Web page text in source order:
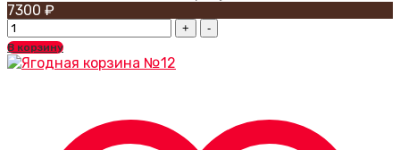
7300 ₽
Ягодная
корзина
№17
В корзину